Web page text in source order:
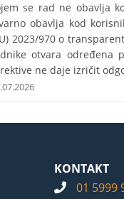
se rad ne obavlja
obavlja kod
2023/970 o
otvara određena
ne daje izričit
KONTAKT
01 5999